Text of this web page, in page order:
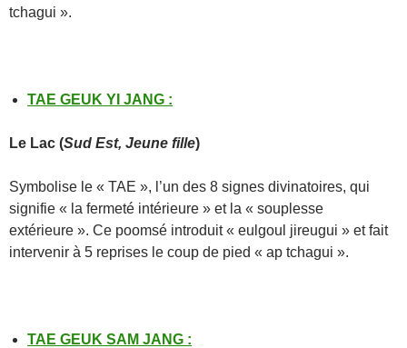
tchagui ».
TAE GEUK YI JANG :
Le Lac (Sud Est, Jeune fille)
Symbolise le « TAE », l’un des 8 signes divinatoires, qui
signifie « la fermeté intérieure » et la « souplesse
extérieure ». Ce poomsé introduit « eulgoul jireugui » et fait
intervenir à 5 reprises le coup de pied « ap tchagui ».
TAE GEUK SAM JANG :